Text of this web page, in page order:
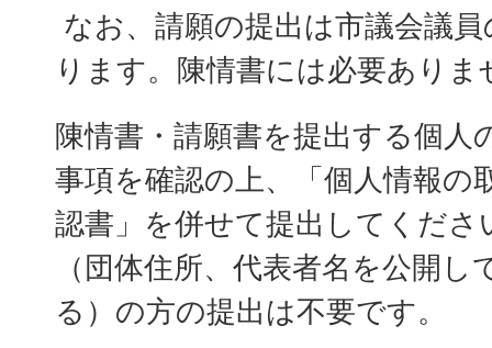
なお、請願の提出は市議会議
ります。陳情書には必要ありま
陳情書・請願書を提出する個人
事項を確認の上、「個人情報の
認書」を併せて提出してくださ
（団体住所、代表者名を公開し
る）の方の提出は不要です。